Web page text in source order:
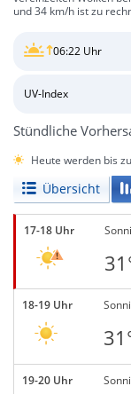
und 34 km/h ist zu
06:22 Uhr
UV-Index
Stündliche
Heute werden bis
Übersicht
17-18 Uhr
18-19 Uhr
19-20 Uhr